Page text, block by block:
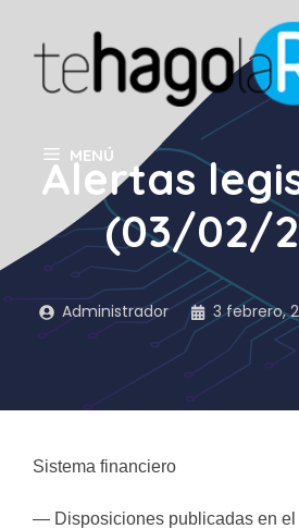
contenido
MENÚ
Alertas
(03/02/
Administrador 3 febrero,
Sistema financiero
— Disposiciones publicadas en el